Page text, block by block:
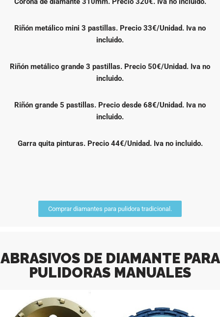
Riñón metálico mini 3 pastillas. Precio 33€/Unidad. Iva no
incluido.
Riñón metálico grande 3 pastillas. Precio 50€/Unidad. Iva no
incluido.
Riñón grande 5 pastillas. Precio desde 68€/Unidad. Iva no
incluido.
Garra quita pinturas. Precio 44€/Unidad. Iva no incluido.
Comprar diamantes para pulidora tradicional.
ABRASIVOS DE DIAMANTE PARA
PULIDORAS MANUALES